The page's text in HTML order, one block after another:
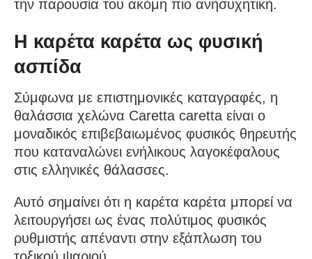
την παρουσία του ακόμη πιο ανησυχητική.
Η καρέτα καρέτα ως φυσική
ασπίδα
Σύμφωνα με επιστημονικές καταγραφές, η
θαλάσσια χελώνα Caretta caretta είναι ο
μοναδικός επιβεβαιωμένος φυσικός θηρευτής
που καταναλώνει ενήλικους λαγοκέφαλους
στις ελληνικές θάλασσες.
Αυτό σημαίνει ότι η καρέτα καρέτα μπορεί να
λειτουργήσει ως ένας πολύτιμος φυσικός
ρυθμιστής απέναντι στην εξάπλωση του